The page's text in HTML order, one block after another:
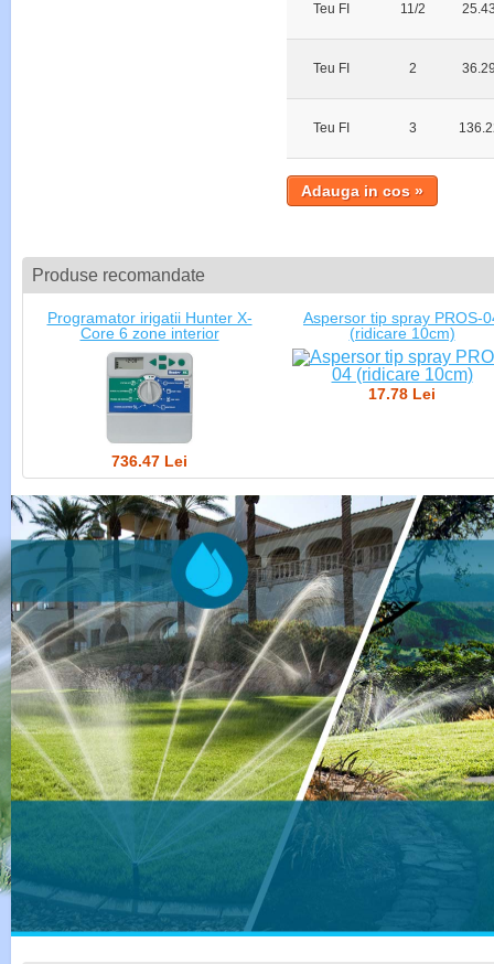
Teu FI 11/2
Teu FI 2
Teu FI 3
Produse recomandate
Programator irigatii Hunter X-
Core 6 zone interior
736.47 Lei
Aspersor tip spray PROS-
(ridicare 10cm)
17.78 Lei